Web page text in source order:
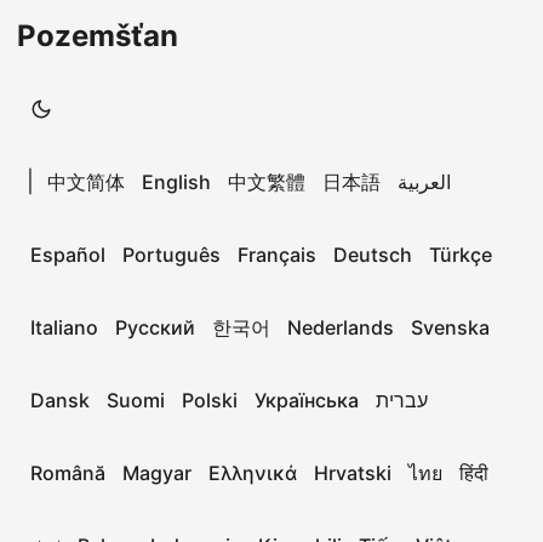
Pozemšťan
中文简体 English 中文繁體 日本語 العربية
Español Português Français Deutsch Türkçe
Italiano Русский 한국어 Nederlands Svenska
Dansk Suomi Polski Українська עברית
Română Magyar Ελληνικά Hrvatski ไทย हिंदी